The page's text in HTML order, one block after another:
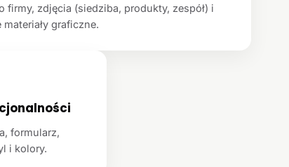
firmy, zdjęcia (siedziba, produkty, zespół) i
materiały graficzne.
formularz,
i kolory.